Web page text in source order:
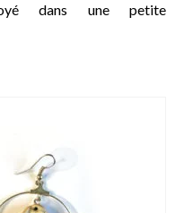
dans une petite